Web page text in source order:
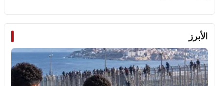
الأبرز